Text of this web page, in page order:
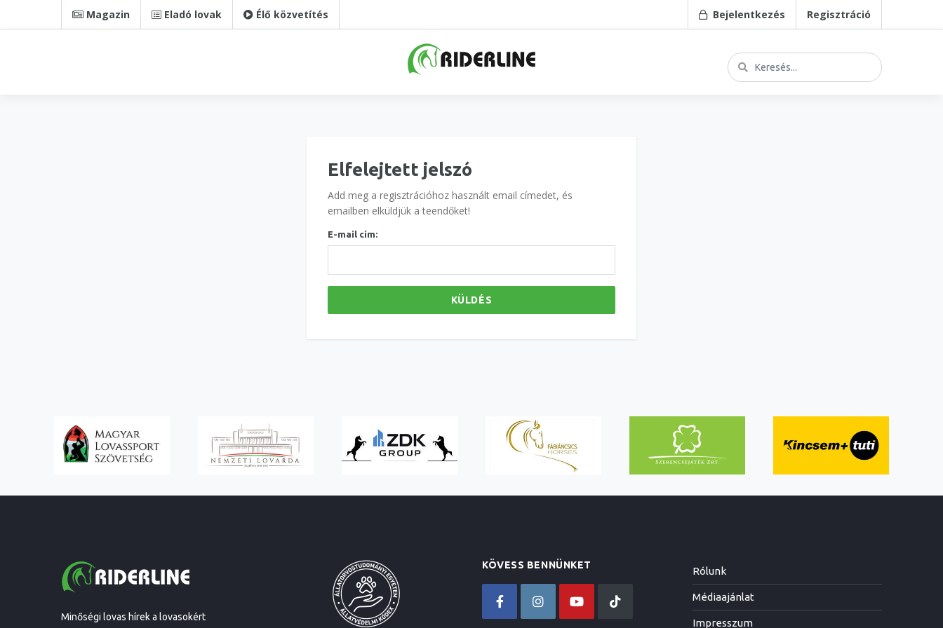
Magazin Eladó lovak Élő közvetítés Bejelentkezés Regisztráció
Elfelejtett jelszó
Add meg a regisztrációhoz használt email címedet, és
emailben elküldjük a teendőket!
E-mail cím:
KÜLDÉS
Minőségi lovas hírek a lovasokért
KÖVESS BENNÜNKET Rólunk
Médiaajánlat
Impresszum